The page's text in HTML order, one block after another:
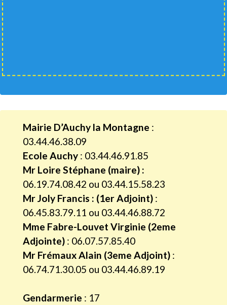
Mairie D’Auchy la Montagne :
03.44.46.38.09
Ecole Auchy : 03.44.46.91.85
Mr Loire Stéphane (maire) :
06.19.74.08.42 ou 03.44.15.58.23
Mr Joly Francis : (1er Adjoint) :
06.45.83.79.11 ou 03.44.46.88.72
Mme Fabre-Louvet Virginie (2eme
Adjointe) : 06.07.57.85.40
Mr Frémaux Alain (3eme Adjoint) :
06.74.71.30.05 ou 03.44.46.89.19
Gendarmerie : 17